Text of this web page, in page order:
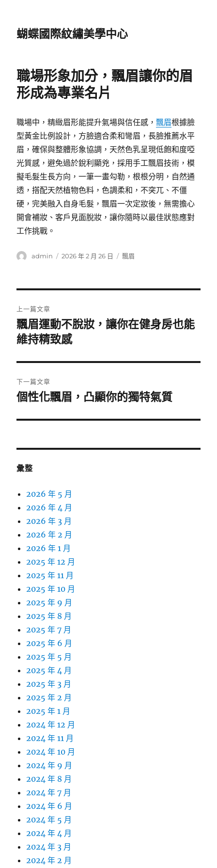
蝴蝶國際紋繡美學中心
職場形象加分，飄眉讓你的眉
形成為專業名片
職場中，精緻眉形能提升氣場與信任感，飄眉根據臉
型黃金比例設計，方臉適合柔和彎眉，長臉推薦水平
眉，確保與整體形象協調，天然色乳呈現低飽和度啞
光質感，避免過於銳利顯兇，採用手工飄眉技術，模
擬毛髮生長方向，一筆一畫勾勒，根根分明，自然通
透，搭配天然植物色料，色調柔和，不突兀、不僵
硬，完美融入自身毛髮，飄眉一次定妝後，無需擔心
開會補妝、客戶見面脫妝，讓你隨時以最佳狀態應對
工作挑戰。
作
admin
發
2026 年 2 月 26 日
分
飄眉
章
導
覽
上一篇文章
上
一
文
章:
飄眉運動不脫妝，讓你在健身房也能
維持精致感
下一篇文章
下
篇
章:
個性化飄眉，凸顯你的獨特氣質
彙整
2026 年 5 月
2026 年 4 月
2026 年 3 月
2026 年 2 月
2026 年 1 月
2025 年 12 月
2025 年 11 月
2025 年 10 月
2025 年 9 月
2025 年 8 月
2025 年 7 月
2025 年 6 月
2025 年 5 月
2025 年 4 月
2025 年 3 月
2025 年 2 月
2025 年 1 月
2024 年 12 月
2024 年 11 月
2024 年 10 月
2024 年 9 月
2024 年 8 月
2024 年 7 月
2024 年 6 月
2024 年 5 月
2024 年 4 月
2024 年 3 月
2024 年 2 月